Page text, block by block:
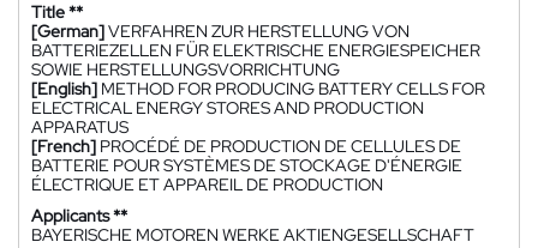
Title **
[German]VERFAHREN ZUR HERSTELLUNG VON
BATTERIEZELLEN FÜR ELEKTRISCHE ENERGIESPEICHER
SOWIE HERSTELLUNGSVORRICHTUNG
[English] METHOD FOR PRODUCING BATTERY CELLS FOR
ELECTRICAL ENERGY STORES AND PRODUCTION
APPARATUS
[French] PROCÉDÉ DE PRODUCTION DE CELLULES DE
BATTERIE POUR SYSTÈMES DE STOCKAGE D'ÉNERGIE
ÉLECTRIQUE ET APPAREIL DE PRODUCTION
Applicants **
BAYERISCHE MOTOREN WERKE AKTIENGESELLSCHAFT